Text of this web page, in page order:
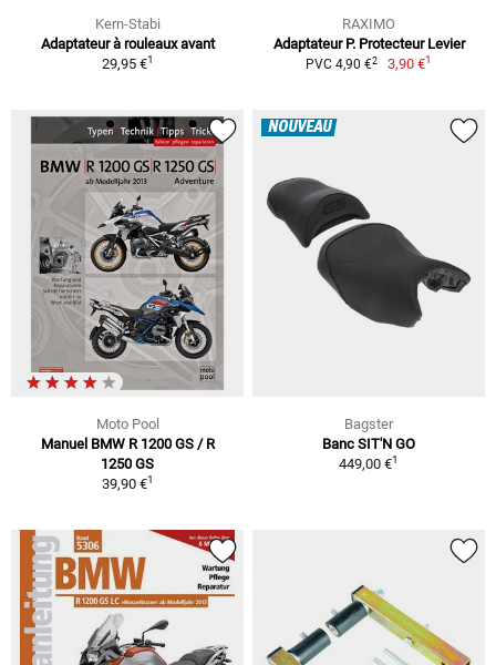
Kern-Stabi
Adaptateur à rouleaux avant
29,95 €1
RAXIMO
Adaptateur P. Protecteur Levier
PVC 4,90 €2 3,90 €1
Moto Pool
Manuel BMW R 1200 GS / R
1250 GS
39,90 €1
NOUVEAU
Bagster
Banc SIT'N GO
449,00 €1